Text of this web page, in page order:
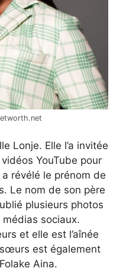
Lonje. Elle l’a invitée
YouTube pour
révélé le prénom de
Le nom de son père
plusieurs photos
médias sociaux.
et elle est l’aînée
sœurs est également
Aina.